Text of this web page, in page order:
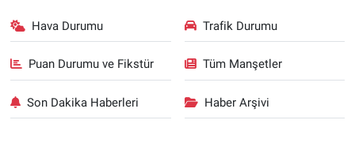
Hava Durumu Trafik Durumu
Puan Durumu ve Fikstür Tüm Manşetler
Son Dakika Haberleri Haber Arşivi